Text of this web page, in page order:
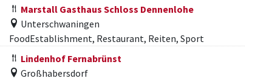
Marstall Gasthaus Schloss Dennenlohe
Unterschwaningen
FoodEstablishment, Restaurant, Reiten, Sport
Lindenhof Fernabrünst
Großhabersdorf